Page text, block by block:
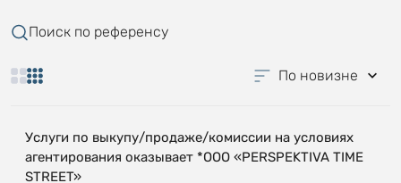
Поиск по референсу
По новизне
Услуги по выкупу/продаже/комиссии на условиях
агентирования оказывает *OOO «PERSPEKTIVA TIME
STREET»